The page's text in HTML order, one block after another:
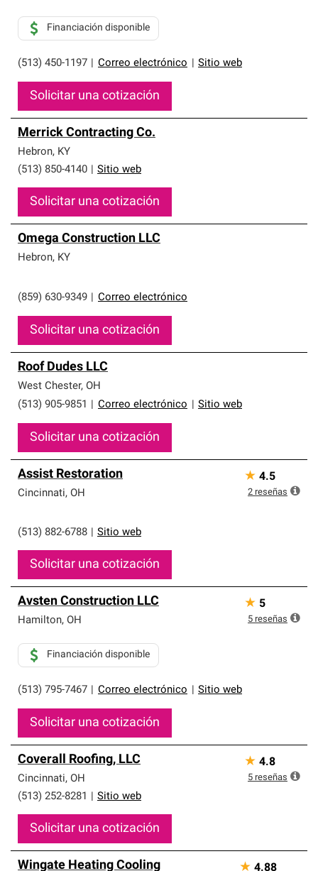
(513) 450-1197 Correo electrónico Sitio web
Financiación disponible
Solicitar una cotización
Merrick Contracting Co.
Hebron, KY
(513) 850-4140
Sitio web
Solicitar una cotización
Omega Construction LLC
Hebron, KY
(859) 630-9349 Correo electrónico
Solicitar una cotización
Roof Dudes LLC
West Chester, OH
(513) 905-9851
Correo electrónico Sitio web
Solicitar una cotización
Assist Restoration
Cincinnati, OH
(513) 882-6788 Sitio web
Solicitar una cotización
★ 4.5
2 reseñas
Avsten Construction LLC
Hamilton, OH
(513) 795-7467 Correo electrónico Sitio web
Financiación disponible
Solicitar una cotización
★ 5
5 reseñas
Coverall Roofing, LLC
Cincinnati, OH
(513) 252-8281
Sitio web
Solicitar una cotización
★ 4.8
5 reseñas
Wingate Heating Cooling
★ 4.88